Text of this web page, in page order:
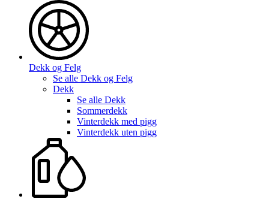
Dekk og Felg
Se alle Dekk og Felg
Dekk
Se alle Dekk
Sommerdekk
Vinterdekk med pigg
Vinterdekk uten pigg